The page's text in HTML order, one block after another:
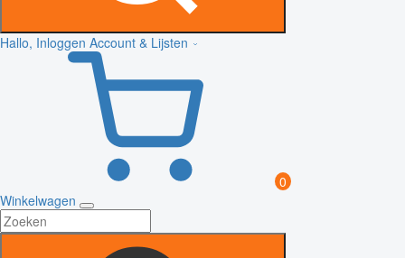
Hallo, Inloggen Account & Lijsten
0
Winkelwagen